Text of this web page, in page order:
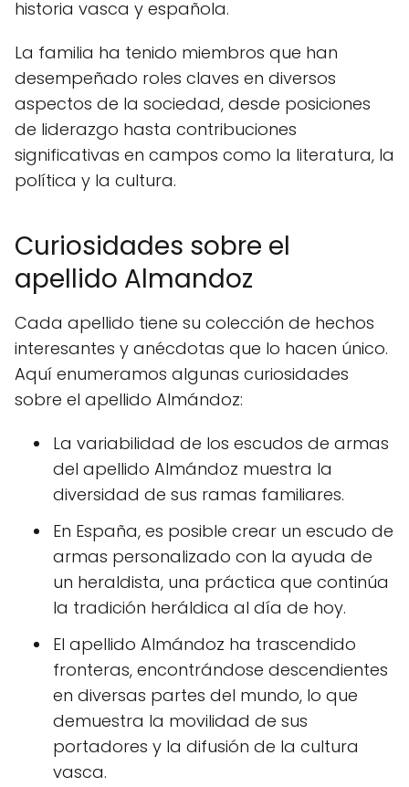
historia vasca y española.
La familia ha tenido miembros que han
desempeñado roles claves en diversos
aspectos de la sociedad, desde posiciones
de liderazgo hasta contribuciones
significativas en campos como la literatura, la
política y la cultura.
Curiosidades sobre el
apellido Almandoz
Cada apellido tiene su colección de hechos
interesantes y anécdotas que lo hacen único.
Aquí enumeramos algunas curiosidades
sobre el apellido Almándoz:
La variabilidad de los escudos de armas
del apellido Almándoz muestra la
diversidad de sus ramas familiares.
En España, es posible crear un escudo de
armas personalizado con la ayuda de
un heraldista, una práctica que continúa
la tradición heráldica al día de hoy.
El apellido Almándoz ha trascendido
fronteras, encontrándose descendientes
en diversas partes del mundo, lo que
demuestra la movilidad de sus
portadores y la difusión de la cultura
vasca.